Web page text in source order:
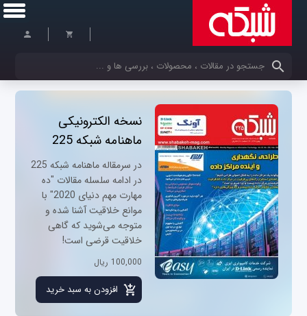
کلمات کلیدی خود را وارد کنید
نسخه الکترونیکی
ماهنامه شبکه 225
در سرمقاله ماهنامه شبکه 225
در ادامه سلسله مقالات "ده
مهارت مهم دنیای 2020" با
موانع خلاقیت آشنا شده و
متوجه می‌شوید که گاهی
خلاقیت قرضی است!
100,000 ریال